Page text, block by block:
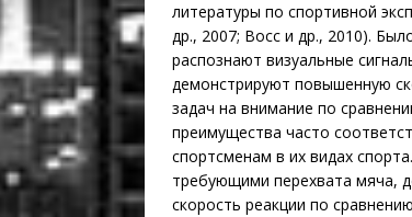
литературы по спортивной
др., 2007; Восс и др., 2010).
распознают визуальные
демонстрируют повышенную
задач на внимание по
преимущества часто
спортсменам в их видах
требующими перехвата мяча,
скорость реакции по